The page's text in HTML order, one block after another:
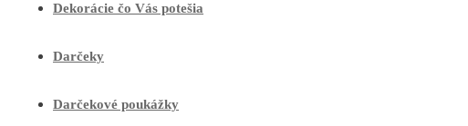
Dekorácie čo Vás potešia
Darčeky
Darčekové poukážky